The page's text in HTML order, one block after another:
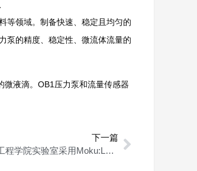
等领域。制备快速、稳定且均匀的
泵的精度、稳定性、微流体流量的
微液滴。OB1压力泵和流量传感器
下一篇
澳大利亚国立大学ANU工程学院实验室采用Moku:Lab多功能测量仪进行先进的实验教学